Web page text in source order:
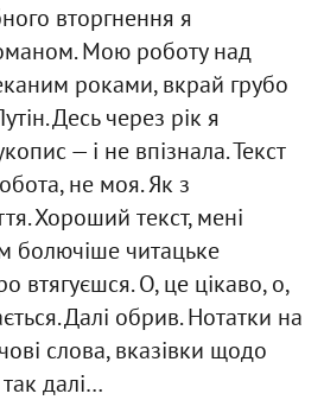
вторгнення я
Мою роботу над
роками, вкрай грубо
Десь через рік я
— і не впізнала. Текст
не моя. Як з
Хороший текст, мені
болючіше читацьке
втягуєшся. О, це цікаво, о,
Далі обрив. Нотатки на
слова, вказівки щодо
далі…